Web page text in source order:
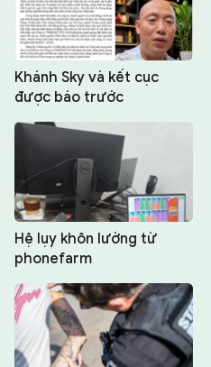
Khánh Sky và kết cục
được báo trước
Hệ lụy khôn lường từ
phonefarm